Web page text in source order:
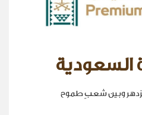
السعودية
وبين شعبٍ طموح